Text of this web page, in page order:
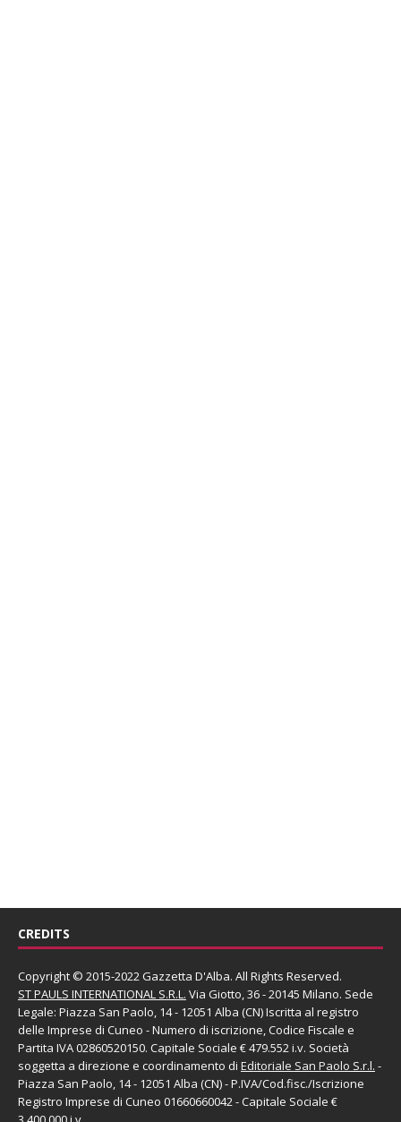
CREDITS
Copyright © 2015-2022 Gazzetta D'Alba. All Rights Reserved.
ST PAULS INTERNATIONAL S.R.L. Via Giotto, 36 - 20145 Milano. Sede
Legale: Piazza San Paolo, 14 - 12051 Alba (CN) Iscritta al registro
delle Imprese di Cuneo - Numero di iscrizione, Codice Fiscale e
Partita IVA 02860520150. Capitale Sociale € 479.552 i.v. Società
soggetta a direzione e coordinamento di Editoriale San Paolo S.r.l. -
Piazza San Paolo, 14 - 12051 Alba (CN) - P.IVA/Cod.fisc./Iscrizione
Registro Imprese di Cuneo 01660660042 - Capitale Sociale €